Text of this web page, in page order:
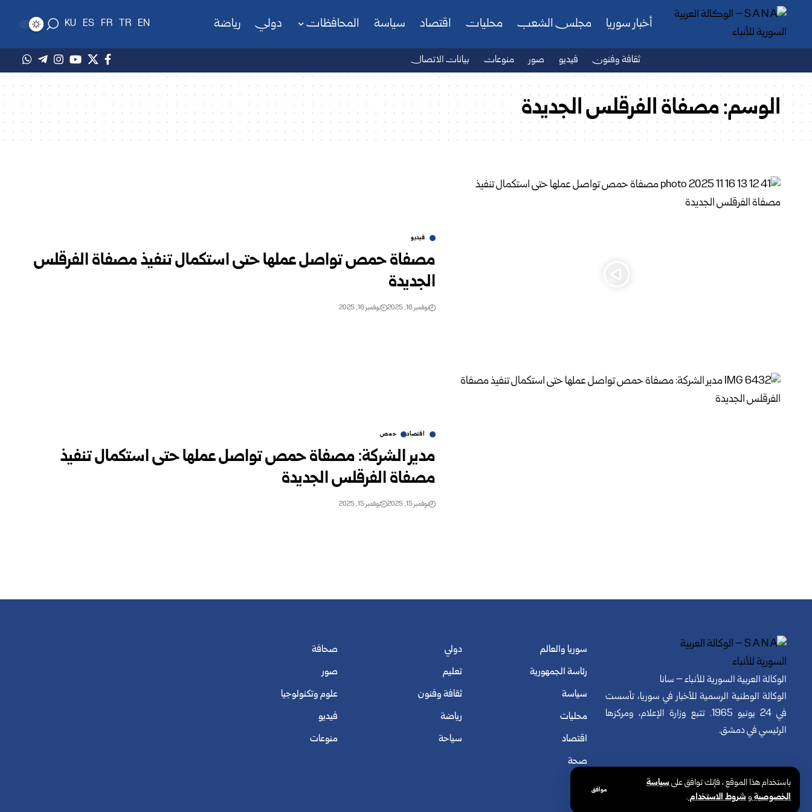
باستخدام هذا الموقع ، فإنك توافق علىسياسة
الخصوصيةوشروط الاستخدام.
موافق
أخبار سوريا مجلس الشعب محليات اقتصاد سياسة المحافظات دولي رياضة EN
TR
FR
ES
KU
ثقافة وفنون فيديو صور منوعات بيانات الاتصال
الوسم:مصفاة الفرقلس الجديدة
فيديو
مصفاة حمص تواصل عملها حتى استكمال تنفيذ مصفاة الفرقلس
الجديدة
نوفمبر 16, 2025 نوفمبر 16, 2025
اقتصاد حمص
مدير الشركة: مصفاة حمص تواصل عملها حتى استكمال تنفيذ
مصفاة الفرقلس الجديدة
نوفمبر 15, 2025 نوفمبر 15, 2025
الوكالة العربية السورية للأنباء – سانا
الوكالة الوطنية الرسمية للأخبار في سوريا، تأسست
في 24 يونيو 1965. تتبع وزارة الإعلام، ومركزها
الرئيسي في دمشق.
سوريا والعالم
رئاسة الجمهورية
سياسة
محليات
اقتصاد
صحة
دولي
تعليم
ثقافة وفنون
رياضة
سياحة
صحافة
صور
علوم وتكنولوجيا
فيديو
منوعات